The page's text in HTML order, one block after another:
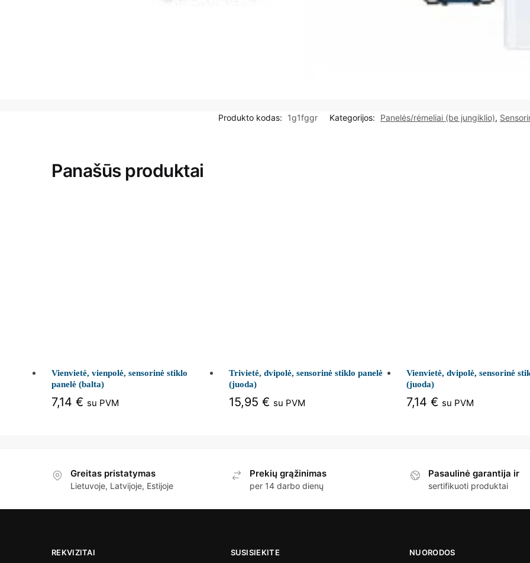
Produkto kodas: 1g1fggr Kategorijos: Panelės/rėmeliai (be jungiklio),
Panašūs produktai
Vienvietė, vienpolė, sensorinė stiklo
panelė (balta)
7,14€ su PVM
Trivietė, dvipolė, sensorinė stiklo panelė
(juoda)
15,95 € su PVM
Vienvietė, dvipolė, sensorinė
(juoda)
7,14 € su PVM
Greitas pristatymas
Lietuvoje, Latvijoje, Estijoje
Prekių grąžinimas
per 14 darbo dienų
Pasaulinė garantija ir
sertifikuoti produktai
REKVIZITAI SUSISIEKITE NUORODOS